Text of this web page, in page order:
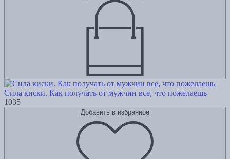
Сила киски. Как получать от мужчин все, что пожелаешь
1035
Добавить в избранное